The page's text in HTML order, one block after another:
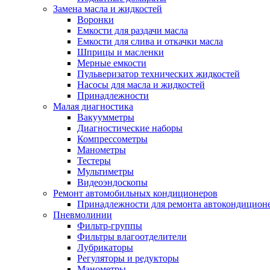
Замена масла и жидкостей
Воронки
Емкости для раздачи масла
Емкости для слива и откачки масла
Шприцы и масленки
Мерные емкости
Пульверизатор технических жидкостей
Насосы для масла и жидкостей
Принадлежности
Малая диагностика
Вакуумметры
Диагностические наборы
Компрессометры
Манометры
Тестеры
Мультиметры
Видеоэндоскопы
Ремонт автомобильных кондиционеров
Принадлежности для ремонта
Пневмолинии
Фильтр-группы
Фильтры влагоотделители
Лубрикаторы
Регуляторы и редукторы